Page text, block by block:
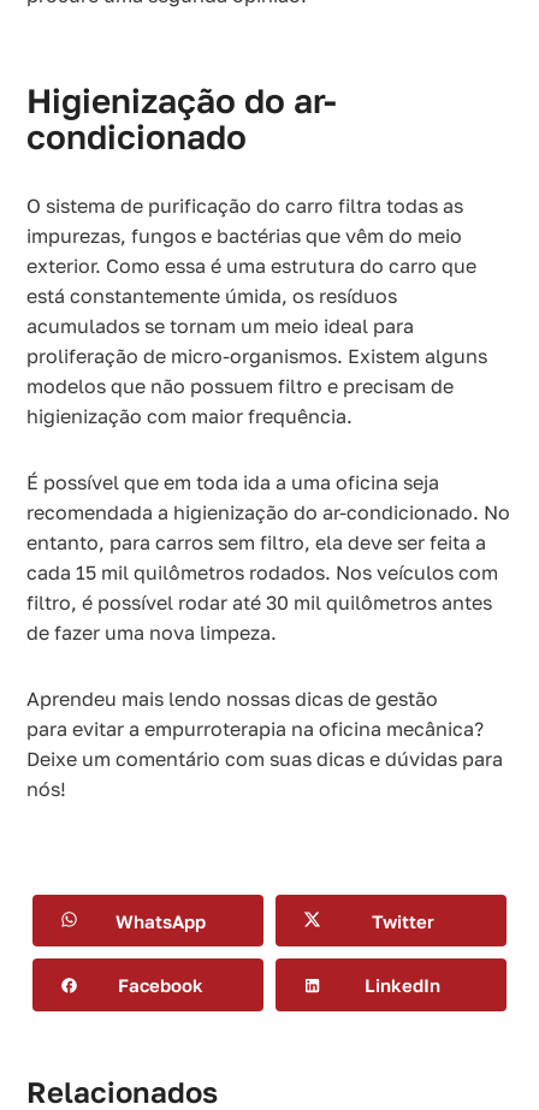
Higienização do ar-
condicionado
O sistema de purificação do carro filtra todas as
impurezas, fungos e bactérias que vêm do meio
exterior. Como essa é uma estrutura do carro que
está constantemente úmida, os resíduos
acumulados se tornam um meio ideal para
proliferação de micro-organismos. Existem alguns
modelos que não possuem filtro e precisam de
higienização com maior frequência.
É possível que em toda ida a uma oficina seja
recomendada a higienização do ar-condicionado. No
entanto, para carros sem filtro, ela deve ser feita a
cada 15 mil quilômetros rodados. Nos veículos com
filtro, é possível rodar até 30 mil quilômetros antes
de fazer uma nova limpeza.
Aprendeu mais lendo nossas dicas de gestão
para evitar a empurroterapia na oficina mecânica?
Deixe um comentário com suas dicas e dúvidas para
nós!
WhatsApp Twitter
Facebook LinkedIn
Relacionados